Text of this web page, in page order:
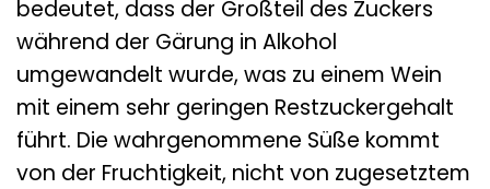
bedeutet, dass der Großteil des Zuckers
während der Gärung in Alkohol
umgewandelt wurde, was zu einem Wein
mit einem sehr geringen Restzuckergehalt
führt. Die wahrgenommene Süße kommt
von der Fruchtigkeit, nicht von zugesetztem